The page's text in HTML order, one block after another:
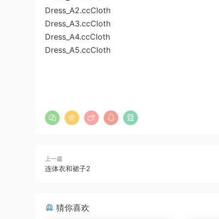
Dress_A2.ccCloth
Dress_A3.ccCloth
Dress_A4.ccCloth
Dress_A5.ccCloth
上一篇
连体衣和裙子2
猜你喜欢